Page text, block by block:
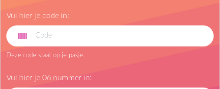
Vul hier je code in:
Deze code staat op je pasje.
Vul hier je 06 nummer in: